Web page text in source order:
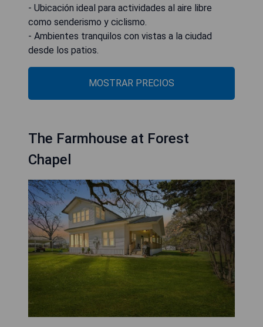
- Ubicación ideal para actividades al aire libre
como senderismo y ciclismo.
- Ambientes tranquilos con vistas a la ciudad
desde los patios.
MOSTRAR PRECIOS
The Farmhouse at Forest
Chapel